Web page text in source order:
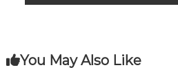
t You May Also Like